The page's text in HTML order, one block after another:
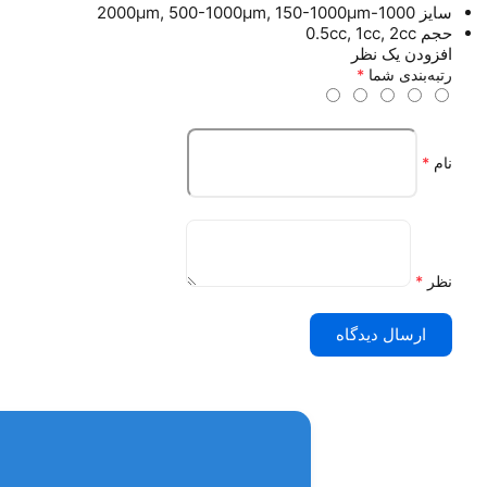
سایز 1000-2000µm, 500-1000µm, 150-1000µm
حجم 0.5cc, 1cc, 2cc
افزودن یک نظر
رتبه‌بندی شما *
نام *
نظر *
ارسال دیدگاه